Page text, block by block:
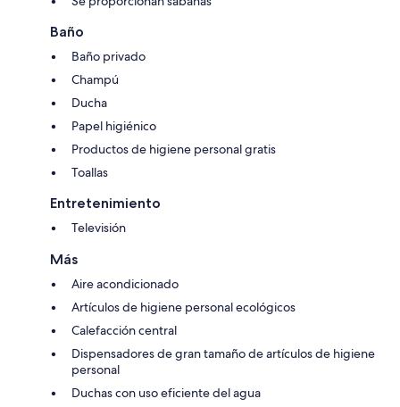
Baño
Baño privado
Champú
Ducha
Papel higiénico
Productos de higiene personal gratis
Toallas
Entretenimiento
Televisión
Más
Aire acondicionado
Artículos de higiene personal ecológicos
Calefacción central
Dispensadores de gran tamaño de artículos de higiene
personal
Duchas con uso eficiente del agua